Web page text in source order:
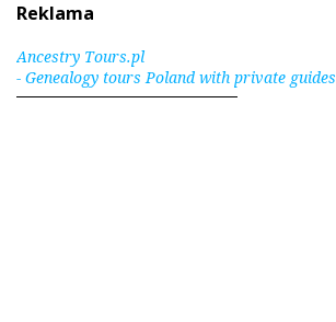
Reklama
Ancestry Tours.pl
- Genealogy tours Poland with private guides